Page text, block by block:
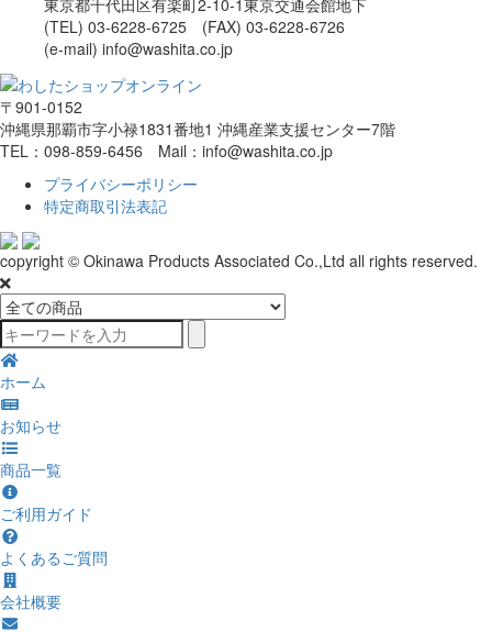
東京都千代田区有楽町2-10-1東京交通会館地下
(TEL) 03-6228-6725 (FAX) 03-6228-6726
(e-mail) info@washita.co.jp
〒901-0152
沖縄県那覇市字小禄1831番地1 沖縄産業支援センター7階
TEL：098-859-6456 Mail：info@washita.co.jp
プライバシーポリシー
特定商取引法表記
copyright © Okinawa Products Associated Co.,Ltd all rights reserved.
ホーム
お知らせ
商品一覧
ご利用ガイド
よくあるご質問
会社概要